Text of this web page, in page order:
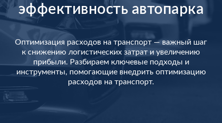
эффективность автопарка
Оптимизация расходов на транспорт — важный шаг
к снижению логистических затрат и увеличению
прибыли. Разбираем ключевые подходы и
инструменты, помогающие внедрить оптимизацию
расходов на транспорт.